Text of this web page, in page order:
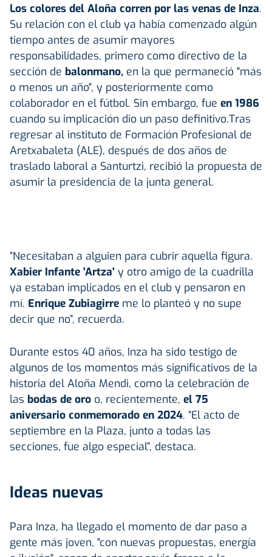
Los colores del Aloña corren por las venas de Inza.
Su relación con el club ya había comenzado algún
tiempo antes de asumir mayores
responsabilidades, primero como directivo de la
sección de balonmano, en la que permaneció "más
o menos un año", y posteriormente como
colaborador en el fútbol. Sin embargo, fue en 1986
cuando su implicación dio un paso definitivo.Tras
regresar al instituto de Formación Profesional de
Aretxabaleta (ALE), después de dos años de
traslado laboral a Santurtzi, recibió la propuesta de
asumir la presidencia de la junta general.
“Necesitaban a alguien para cubrir aquella figura.
Xabier Infante 'Artza' y otro amigo de la cuadrilla
ya estaban implicados en el club y pensaron en
mí. Enrique Zubiagirre me lo planteó y no supe
decir que no”, recuerda.
Durante estos 40 años, Inza ha sido testigo de
algunos de los momentos más significativos de la
historia del Aloña Mendi, como la celebración de
las bodas de oro o, recientemente, el 75
aniversario conmemorado en 2024. “El acto de
septiembre en la Plaza, junto a todas las
secciones, fue algo especial”, destaca.
Ideas nuevas
Para Inza, ha llegado el momento de dar paso a
gente más joven, "con nuevas propuestas, energía